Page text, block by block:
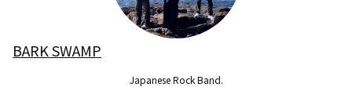
BARK SWAMP
Japanese Rock Band.